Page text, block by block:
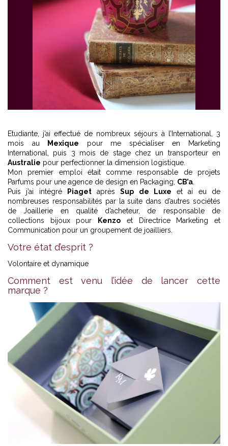
Etudiante, j’ai effectué de nombreux séjours à l’International, 3
mois au
Mexique pour me spécialiser en Marketing
International, puis 3 mois de stage chez un transporteur en
Australie pour perfectionner la dimension logistique.
Mon premier emploi était comme responsable de projets
Parfums pour une agence de design en Packaging, CB’a.
Puis j’ai intégré
PiagetaprèsSup de Luxe et ai eu de
nombreuses responsabilités par la suite dans d’autres sociétés
de Joaillerie en qualité d’acheteur, de responsable de
collections bijoux pour
Kenzo et Directrice Marketing et
Communication pour un groupement de joailliers.
Votre état d’esprit ?
Volontaire et dynamique
Comment est venu l’idée de lancer cette
marque ?